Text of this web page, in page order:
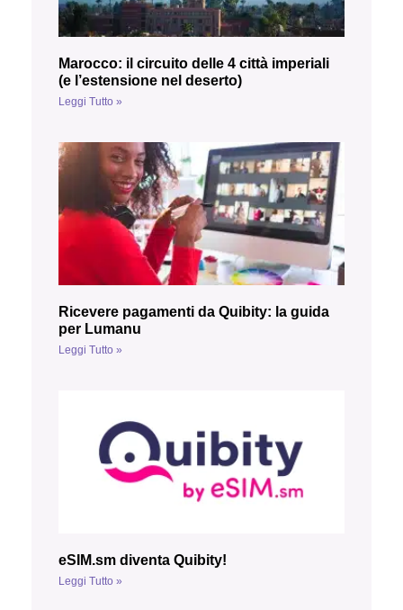
Marocco: il circuito delle 4 città imperiali
(e l’estensione nel deserto)
Leggi Tutto »
Ricevere pagamenti da Quibity: la guida
per Lumanu
Leggi Tutto »
eSIM.sm diventa Quibity!
Leggi Tutto »